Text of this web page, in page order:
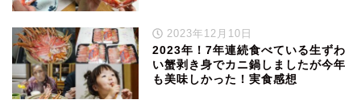
2023年12月10日
2023年！7年連続食べている生ずわ
い蟹剥き身でカニ鍋しましたが今年
も美味しかった！実食感想